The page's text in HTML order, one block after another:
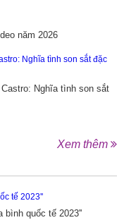
năm 2026
Nghĩa tình son sắt
Xem thêm
bình quốc tế 2023''